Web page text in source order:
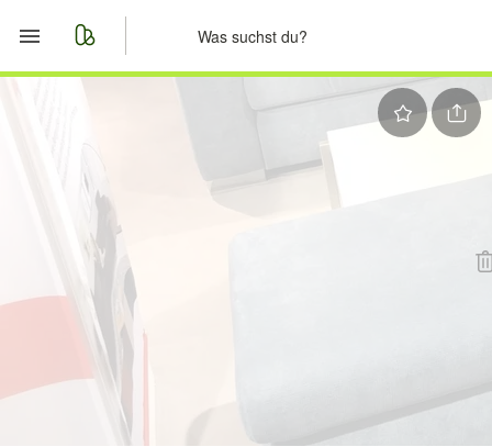
Nachrichten
Anzeige aufgeben